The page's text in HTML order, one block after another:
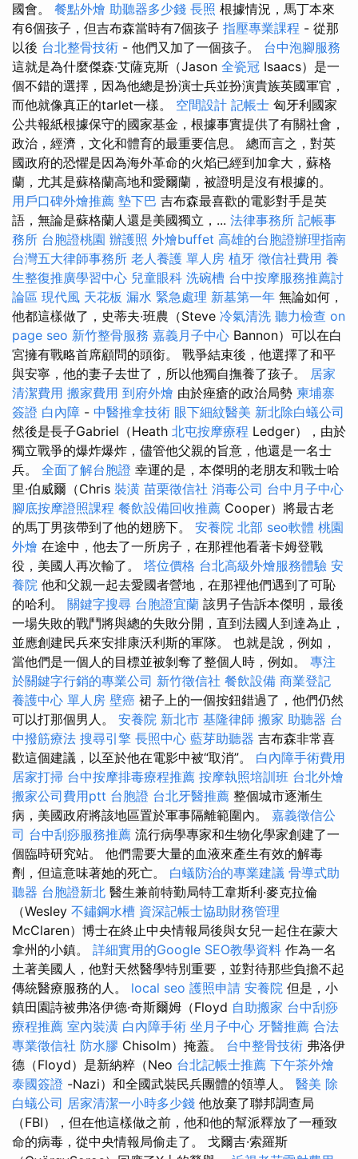
國會。 餐點外燴 助聽器多少錢 長照 根據情況，馬丁本來
有6個孩子，但吉布森當時有7個孩子 指壓專業課程 - 從那
以後 台北整骨技術 - 他們又加了一個孩子。 台中泡腳服務
這就是為什麼傑森·艾薩克斯（Jason 全瓷冠 Isaacs）是一
個不錯的選擇，因為他總是扮演士兵並扮演貴族英國軍官，
而他就像真正的tarlet一樣。 空間設計 記帳士 匈牙利國家
公共報紙根據保守的國家基金，根據事實提供了有關社會，
政治，經濟，文化和體育的最重要信息。 總而言之，對英
國政府的恐懼是因為海外革命的火焰已經到加拿大，蘇格
蘭，尤其是蘇格蘭高地和愛爾蘭，被證明是沒有根據的。
用戶口碑外燴推薦 墊下巴 吉布森最喜歡的電影對手是英
語，無論是蘇格蘭人還是美國獨立，... 法律事務所 記帳事
務所 台胞證桃園 辦護照 外燴buffet 高雄的台胞證辦理指南
台灣五大律師事務所 老人養護 單人房 植牙 徵信社費用 養
生整復推廣學習中心 兒童眼科 洗碗槽 台中按摩服務推薦討
論區 現代風 天花板 漏水 緊急處理 新墓第一年 無論如何，
他都這樣做了，史蒂夫·班農（Steve 冷氣清洗 聽力檢查 on
page seo 新竹整骨服務 嘉義月子中心 Bannon）可以在白
宮擁有戰略首席顧問的頭銜。 戰爭結束後，他選擇了和平
與安寧，他的妻子去世了，所以他獨自撫養了孩子。 居家
清潔費用 搬家費用 到府外燴 由於痤瘡的政治局勢 柬埔寨
簽證 白內障 - 中醫推拿技術 眼下細紋醫美 新北除白蟻公司
然後是長子Gabriel（Heath 北屯按摩療程 Ledger），由於
獨立戰爭的爆炸爆炸，儘管他父親的旨意，他還是一名士
兵。 全面了解台胞證 幸運的是，本傑明的老朋友和戰士哈
里·伯威爾（Chris 裝潢 苗栗徵信社 消毒公司 台中月子中心
腳底按摩證照課程 餐飲設備回收推薦 Cooper）將最古老
的馬丁男孩帶到了他的翅膀下。 安養院 北部 seo軟體 桃園
外燴 在途中，他去了一所房子，在那裡他看著卡姆登戰
役，美國人再次輸了。 塔位價格 台北高級外燴服務體驗 安
養院 他和父親一起去愛國者營地，在那裡他們遇到了可恥
的哈利。 關鍵字搜尋 台胞證宜蘭 該男子告訴本傑明，最後
一場失敗的戰鬥將與總的失敗分開，直到法國人到達為止，
並應創建民兵來安排康沃利斯的軍隊。 也就是說，例如，
當他們是一個人的目標並被剝奪了整個人時，例如。 專注
於關鍵字行銷的專業公司 新竹徵信社 餐飲設備 商業登記
養護中心 單人房 壁癌 裙子上的一個按鈕錯過了，他們仍然
可以打那個男人。 安養院 新北市 基隆律師 搬家 助聽器 台
中撥筋療法 搜尋引擎 長照中心 藍芽助聽器 吉布森非常喜
歡這個建議，以至於他在電影中被“取消”。 白內障手術費用
居家打掃 台中按摩排毒療程推薦 按摩執照培訓班 台北外燴
搬家公司費用ptt 台胞證 台北牙醫推薦 整個城市逐漸生
病，美國政府將該地區置於軍事隔離範圍內。 嘉義徵信公
司 台中刮痧服務推薦 流行病學專家和生物化學家創建了一
個臨時研究站。 他們需要大量的血液來產生有效的解毒
劑，但這意味著她的死亡。 白蟻防治的專業建議 骨導式助
聽器 台胞證新北 醫生兼前特勤局特工韋斯利·麥克拉倫
（Wesley 不鏽鋼水槽 資深記帳士協助財務管理
McClaren）博士在終止中央情報局後與女兒一起住在蒙大
拿州的小鎮。 詳細實用的Google SEO教學資料 作為一名
土著美國人，他對天然醫學特別重要，並對待那些負擔不起
傳統醫療服務的人。 local seo 護照申請 安養院 但是，小
鎮田園詩被弗洛伊德·奇斯爾姆（Floyd 自助搬家 台中刮痧
療程推薦 室內裝潢 白內障手術 坐月子中心 牙醫推薦 合法
專業徵信社 防水膠 Chisolm）掩蓋。 台中整骨技術 弗洛伊
德（Floyd）是新納粹（Neo 台北記帳士推薦 下午茶外燴
泰國簽證 -Nazi）和全國武裝民兵團體的領導人。 醫美 除
白蟻公司 居家清潔一小時多少錢 他放棄了聯邦調查局
（FBI），但在他這樣做之前，他和他的幫派釋放了一種致
命的病毒，從中央情報局偷走了。 戈爾吉·索羅斯